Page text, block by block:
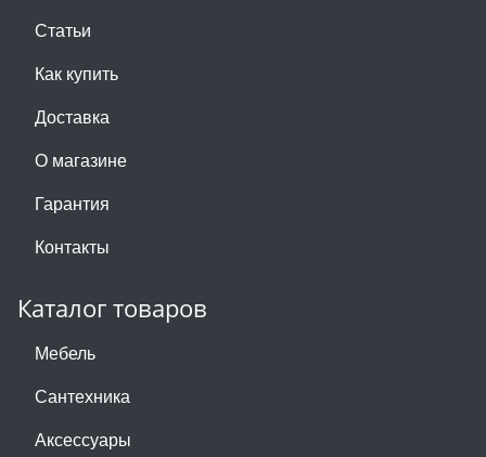
Статьи
Как купить
Доставка
О магазине
Гарантия
Контакты
Каталог товаров
Мебель
Сантехника
Аксессуары